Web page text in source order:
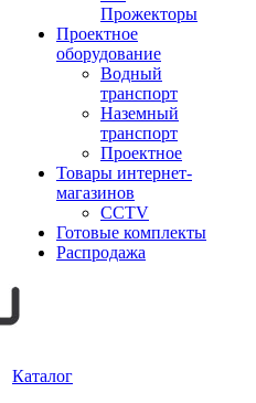
Прожекторы
Проектное
оборудование
Водный
транспорт
Наземный
транспорт
Проектное
Товары интернет-
магазинов
CCTV
Готовые комплекты
Распродажа
Каталог